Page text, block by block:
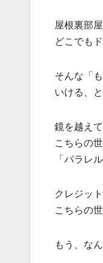
屋根裏部屋
どこでも
そんな「
いける、
鏡を越えて
こちらの
「パラレ
クレジッ
こちらの
もう、な